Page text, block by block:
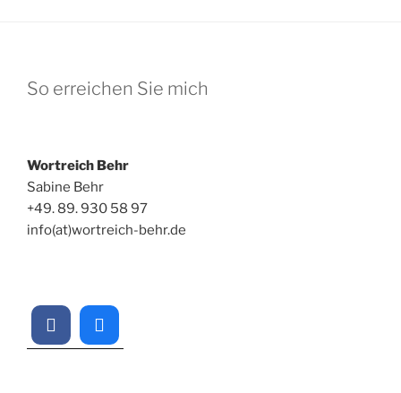
So erreichen Sie mich
Wortreich Behr
Sabine Behr
+49. 89. 930 58 97
info(at)wortreich-behr.de